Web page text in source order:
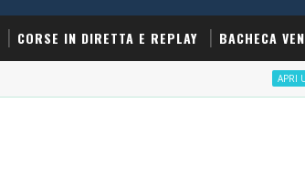
CORSE IN DIRETTA E REPLAY BACHECA
APRI UN